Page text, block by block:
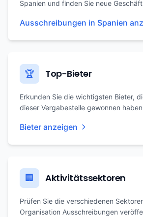
Spanien und finden Sie neue
Ausschreibungen in Spanien
🏆 Top-Bieter
Erkunden Sie die wichtigsten Bieter,
dieser Vergabestelle gewonnen
Bieter anzeigen
🏢 Aktivitätssektoren
Prüfen Sie die verschiedenen
Organisation Ausschreibungen